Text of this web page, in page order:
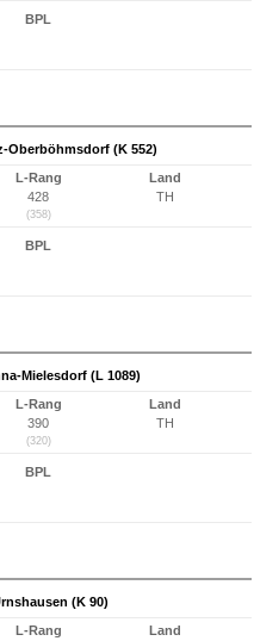
BPL
Oberböhmsdorf (K 552)
L-Rang
428
(358)
Land
TH
BPL
Mielesdorf (L 1089)
L-Rang
390
(320)
Land
TH
BPL
(K 90)
L-Rang
Land